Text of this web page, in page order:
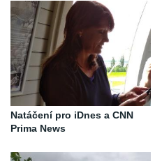
Natáčení pro iDnes a CNN
Prima News